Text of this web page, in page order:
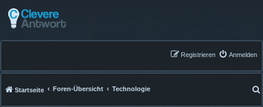
Anmelden
Registrieren
Startseite Foren-Übersicht Technologie